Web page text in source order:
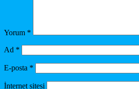
Yorum *
Ad *
E-posta *
İnternet sitesi